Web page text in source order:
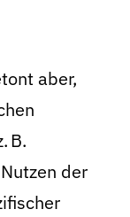
aber,
B.
der